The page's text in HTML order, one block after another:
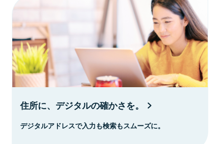
住所に、デジタルの確かさを。
デジタルアドレスで入力も検索もスムーズに。